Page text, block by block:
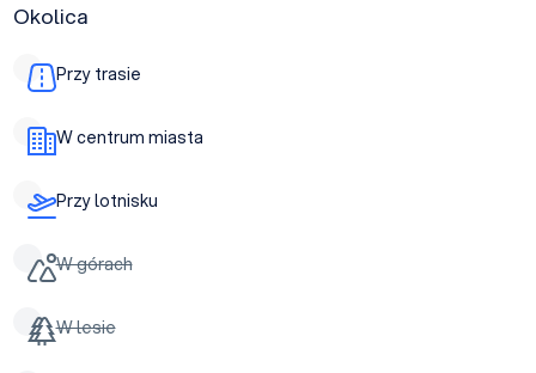
Okolica
Przy trasie
W centrum miasta
Przy lotnisku
W górach
W lesie